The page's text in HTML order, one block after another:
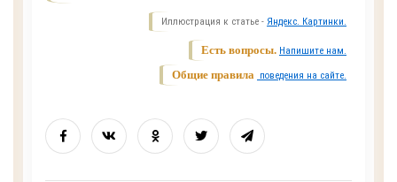
Иллюстрация к статье - Яндекс. Картинки.
Есть вопросы. Напишите нам.
Общие правила поведения на сайте.